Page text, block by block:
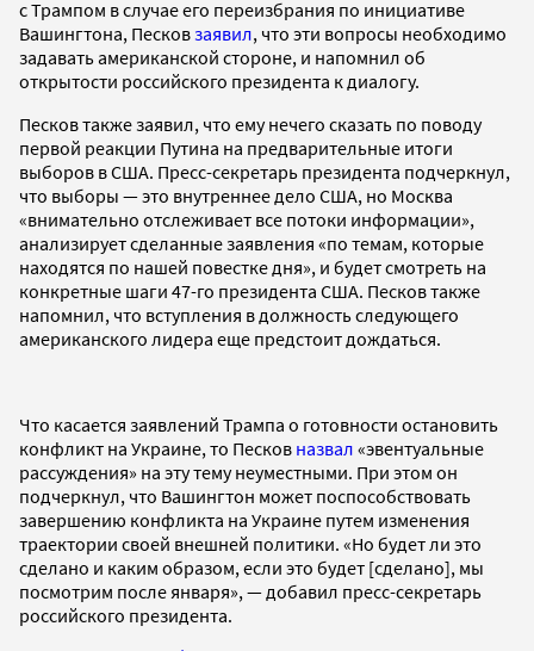
с Трампом в случае его переизбрания по инициативе
Вашингтона, Песковзаявил, что эти вопросы необходимо
задавать американской стороне, и напомнил об
открытости российского президента к диалогу.
Песков также заявил, что ему нечего сказать по поводу
первой реакции Путина на предварительные итоги
выборов в США. Пресс-секретарь президента подчеркнул,
что выборы — это внутреннее дело США, но Москва
«внимательно отслеживает все потоки информации»,
анализирует сделанные заявления «по темам, которые
находятся по нашей повестке дня», и будет смотреть на
конкретные шаги 47-го президента США. Песков также
напомнил, что вступления в должность следующего
американского лидера еще предстоит дождаться.
Что касается заявлений Трампа о готовности остановить
конфликт на Украине, то Песков назвал «эвентуальные
рассуждения» на эту тему неуместными. При этом он
подчеркнул, что Вашингтон может поспособствовать
завершению конфликта на Украине путем изменения
траектории своей внешней политики. «Но будет ли это
сделано и каким образом, если это будет [сделано], мы
посмотрим после января», — добавил пресс-секретарь
российского президента.